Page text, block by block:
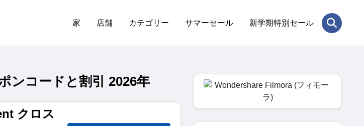
家 店舗 カテゴリー サマーセール 新学期特別セール
ンコードと割引 2026年
クロス